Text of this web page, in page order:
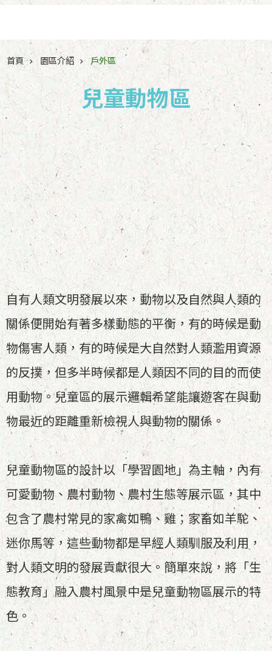
首頁 園區介紹 戶外區
兒童動物區
自有人類文明發展以來，動物以及自然與人類的
關係便開始有著多樣動態的平衡，有的時候是動
物傷害人類，有的時候是大自然對人類濫用資源
的反撲，但多半時候都是人類因不同的目的而使
用動物。兒童區的展示邏輯希望能讓遊客在與動
物最近的距離重新檢視人與動物的關係。
兒童動物區的設計以「學習園地」為主軸，內有
可愛動物、農村動物、農村生態等展示區，其中
包含了農村常見的家禽如鴨、雞；家畜如羊駝、
迷你馬等，這些動物都是早經人類馴服及利用，
對人類文明的發展貢獻很大。簡單來說，將「生
態教育」融入農村風景中是兒童動物區展示的特
色。